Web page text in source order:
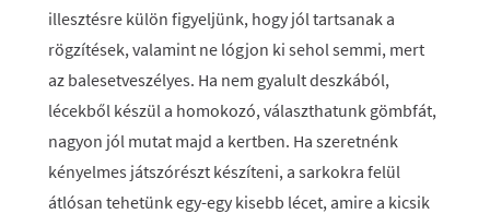
illesztésre külön figyeljünk, hogy jól tartsanak a
rögzítések, valamint ne lógjon ki sehol semmi, mert
az balesetveszélyes. Ha nem gyalult deszkából,
lécekből készül a homokozó, választhatunk gömbfát,
nagyon jól mutat majd a kertben. Ha szeretnénk
kényelmes játszórészt készíteni, a sarkokra felül
átlósan tehetünk egy-egy kisebb lécet, amire a kicsik